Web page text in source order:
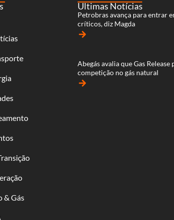
& Gás
Últimas Notícias
Petrobras avança para entrar
críticos, diz Magda
arrow_forward
Abegás avalia que Gas
competição no gás natural
arrow_forward